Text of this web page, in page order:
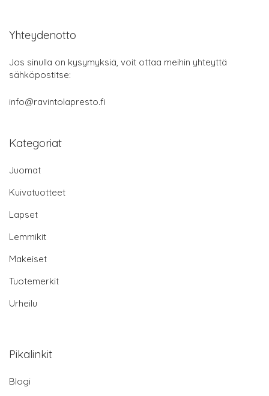
Yhteydenotto
Jos sinulla on kysymyksiä, voit ottaa meihin yhteyttä
sähköpostitse:
info@ravintolapresto.fi
Kategoriat
Juomat
Kuivatuotteet
Lapset
Lemmikit
Makeiset
Tuotemerkit
Urheilu
Pikalinkit
Blogi